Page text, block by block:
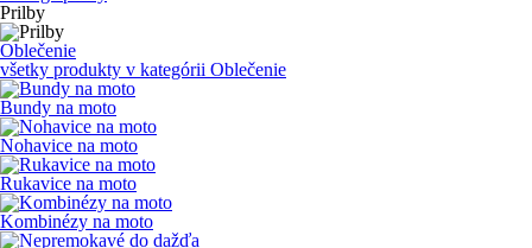
Prilby
Oblečenie
všetky produkty v kategórii Oblečenie
Bundy na moto
Nohavice na moto
Rukavice na moto
Kombinézy na moto